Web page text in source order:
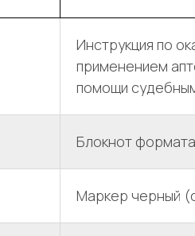
Инструкция по
применением
помощи
Блокнот
Маркер черный